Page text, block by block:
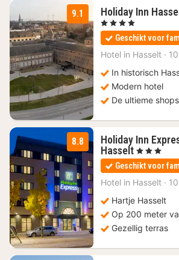
9.1 Holiday Inn
, 4 Sterren
Geschikt voor
Hotel in Hasselt ·
In historisch
Modern hotel
De ultieme
8.8
Holiday Inn
Hasselt 1
nacht
vanaf
95
, 3 Sterren
Geschikt voor
Hotel in Hasselt ·
Hartje Hasselt
Op 200 meter
Gezellig terras